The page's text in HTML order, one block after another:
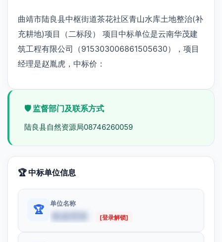
曲靖市陆良县中枢街道茶花社区青山水库土地整治(补
充耕地)项目（二标段） 项目中标单位是云南华茂建
筑工程有限公司（915303006861505630），项目
经理是赵胤虎，中标价：
🛡️ 监督部门及联系方式
陆良县自然资源局08746260059
🏆 中标单位信息
🏆
单位名称
数据受限 [登录解锁]